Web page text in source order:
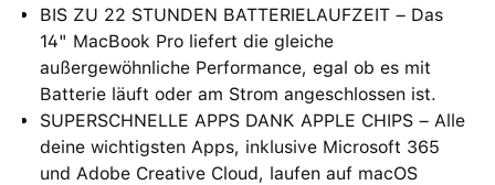
BIS ZU 22 STUNDEN BATTERIELAUFZEIT – Das
14" MacBook Pro liefert die gleiche
außergewöhnliche Performance, egal ob es mit
Batterie läuft oder am Strom angeschlossen ist.
SUPERSCHNELLE APPS DANK APPLE CHIPS – Alle
deine wichtigsten Apps, inklusive Microsoft 365
und Adobe Creative Cloud, laufen auf macOS